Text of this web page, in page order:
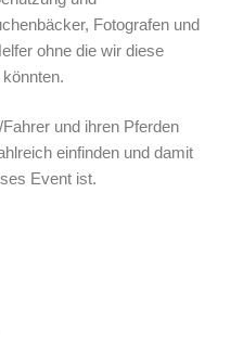
Fotografen und
ohne die wir diese
und ihren Pferden
einfinden und damit
Event ist.